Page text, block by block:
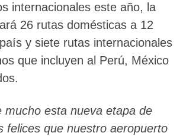
internacionales este año, la
26 rutas domésticas a 12
y siete rutas internacionales
que incluyen al Perú, México
mucho esta nueva etapa de
felices que nuestro aeropuerto